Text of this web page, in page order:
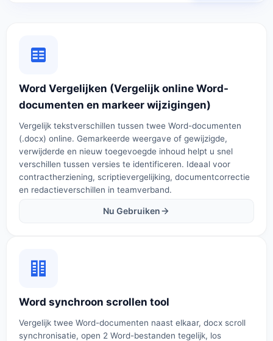
Word Vergelijken (Vergelijk online Word-
documenten en markeer wijzigingen)
Vergelijk tekstverschillen tussen twee Word-documenten
(.docx) online. Gemarkeerde weergave of gewijzigde,
verwijderde en nieuw toegevoegde inhoud helpt u snel
verschillen tussen versies te identificeren. Ideaal voor
contractherziening, scriptievergelijking, documentcorrectie
en redactieverschillen in teamverband.
Nu Gebruiken
Word synchroon scrollen tool
Vergelijk twee Word-documenten naast elkaar, docx scroll
synchronisatie, open 2 Word-bestanden tegelijk, los